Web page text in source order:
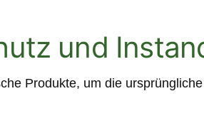
und
Produkte, um die